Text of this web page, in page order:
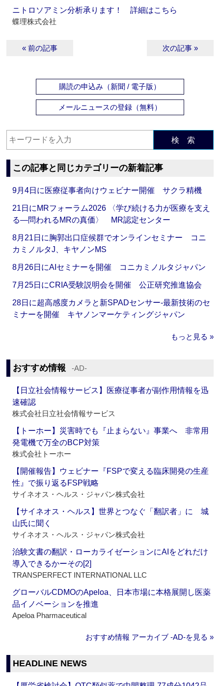
ニトロソアミン分析承ります！ 詳細はこちら
蝶理株式会社
« 前の記事 次の記事 »
購読の申込み（新聞 / 電子版）
メールニュースの登録（無料）
検 索
この記事と同じカテゴリーの新着記事
9月4日に医療従事者向けウェビナー開催 サクラ精機
21日にMRフォーラム2026 〈学び続ける力が医療を支え
る―問われるMRの真価〉 MR認定センター
8月21日に胸郭出口症候群でオンラインセミナー コニ
カミノルタJ、キヤノンMS
8月26日にAIセミナーを開催 コニカミノルタジャパン
7月25日にCRIA受験説明会を開催 公正研究推進協会
28日に超高感度カメラと新SPADセンサー‐最新技術のセ
ミナーを開催 キヤノンマーケティングジャパン
もっと見る »
おすすめ情報 ‐AD‐
【日立社会情報サービス】医療従事者が副作用情報を迅
速確認
株式会社日立社会情報サービス
【トーホー】災害時でも『止まらない』事業へ 非常用
発電機で万全のBCP対策
株式会社トーホー
【開催報告】ウェビナー『FSPで変える臨床開発の生産
性』で振り返るFSP戦略
サイネオス・ヘルス・ジャパン株式会社
【サイネオス・ヘルス】世界とつなぐ「翻訳者」に 城
山氏に聞く
サイネオス・ヘルス・ジャパン株式会社
治験文書の翻訳・ローカライゼーションにAIをどれだけ
導入できるかーその[2]
TRANSPERFECT INTERNATIONAL LLC
グローバルCDMOのApeloa、日本市場に本格展開し医薬
品イノベーションを推進
Apeloa Pharmaceutical
おすすめ情報 アーカイブ ‐AD‐を見る »
HEADLINE NEWS